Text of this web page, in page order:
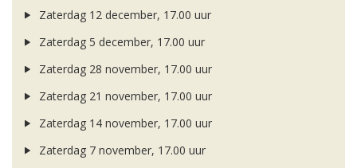
Zaterdag 12 december, 17.00 uur
Zaterdag 5 december, 17.00 uur
Zaterdag 28 november, 17.00 uur
Zaterdag 21 november, 17.00 uur
Zaterdag 14 november, 17.00 uur
Zaterdag 7 november, 17.00 uur